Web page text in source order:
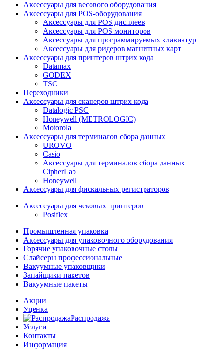
Аксессуары для весового оборудования
Аксессуары для POS-оборудования
Аксессуары для POS дисплеев
Аксессуары для POS мониторов
Аксессуары для программируемых клавиатур
Аксессуары для ридеров магнитных карт
Аксессуары для принтеров штрих кода
Datamax
GODEX
TSC
Переходники
Аксессуары для сканеров штрих кода
Datalogic PSC
Honeywell (METROLOGIC)
Motorola
Аксессуары для терминалов сбора данных
UROVO
Casio
Аксессуары для терминалов сбора данных
CipherLab
Honeywell
Аксессуары для фискальных регистраторов
Аксессуары для чековых принтеров
Posiflex
Промышленная упаковка
Аксессуары для упаковочного оборудования
Горячие упаковочные столы
Слайсеры профессиональные
Вакуумные упаковщики
Запайщики пакетов
Вакуумные пакеты
Акции
Уценка
Распродажа
Услуги
Контакты
Информация